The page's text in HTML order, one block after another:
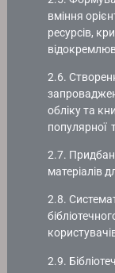
вміння
ресурсів,
2.6.
обліку та
популярної
2.7.
матеріалів
2.8.
2.9.